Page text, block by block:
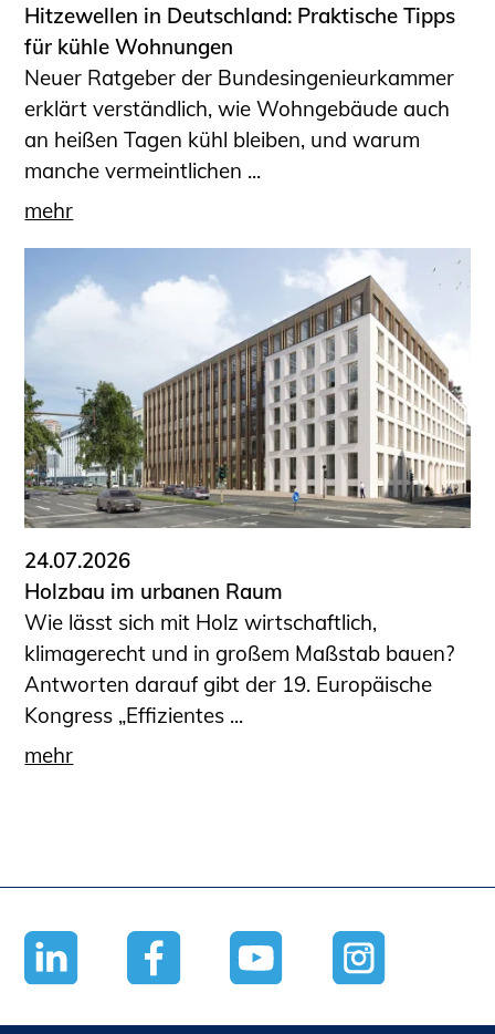
Hitzewellen in Deutschland: Praktische Tipps
für kühle Wohnungen
Neuer Ratgeber der Bundesingenieurkammer
erklärt verständlich, wie Wohngebäude auch
an heißen Tagen kühl bleiben, und warum
manche vermeintlichen ...
mehr
24.07.2026
Holzbau im urbanen Raum
Wie lässt sich mit Holz wirtschaftlich,
klimagerecht und in großem Maßstab bauen?
Antworten darauf gibt der 19. Europäische
Kongress „Effizientes ...
mehr